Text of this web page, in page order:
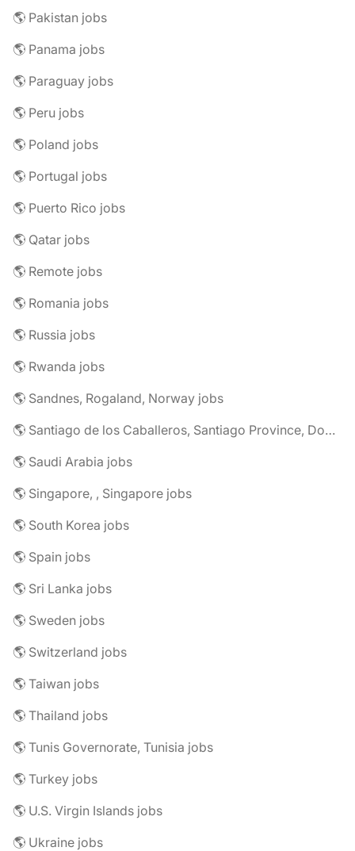
🌎 Pakistan jobs
🌎 Panama jobs
🌎 Paraguay jobs
🌎 Peru jobs
🌎 Poland jobs
🌎 Portugal jobs
🌎 Puerto Rico jobs
🌎 Qatar jobs
🌎 Remote jobs
🌎 Romania jobs
🌎 Russia jobs
🌎 Rwanda jobs
🌎 Sandnes, Rogaland, Norway jobs
🌎 Santiago de los Caballeros, Santiago Province, Dominican Republic jobs
🌎 Saudi Arabia jobs
🌎 Singapore, , Singapore jobs
🌎 South Korea jobs
🌎 Spain jobs
🌎 Sri Lanka jobs
🌎 Sweden jobs
🌎 Switzerland jobs
🌎 Taiwan jobs
🌎 Thailand jobs
🌎 Tunis Governorate, Tunisia jobs
🌎 Turkey jobs
🌎 U.S. Virgin Islands jobs
🌎 Ukraine jobs